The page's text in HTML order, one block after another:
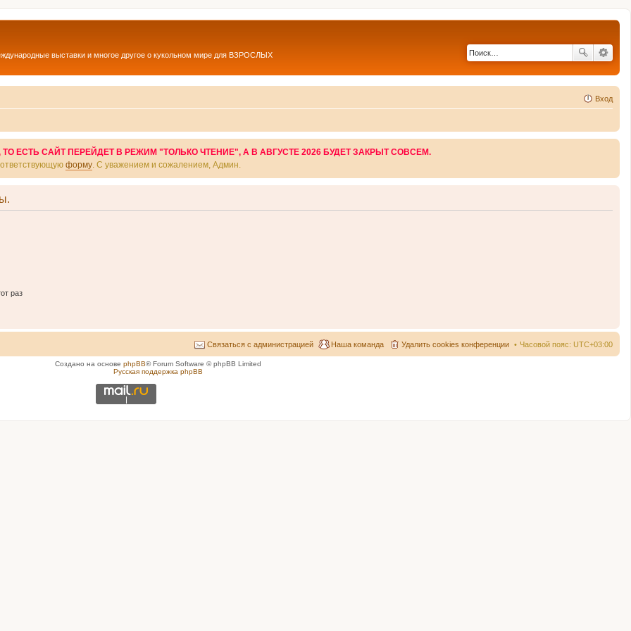
выставки и многое другое о кукольном мире для ВЗРОСЛЫХ
Вход
ЕСТЬ САЙТ ПЕРЕЙДЕТ В РЕЖИМ "ТОЛЬКО ЧТЕНИЕ", А В АВГУСТЕ 2026 БУДЕТ ЗАКРЫТ СОВСЕМ.
форму . С уважением и сожалением, Админ.
раз
Часовой пояс: UTC+03:00
Удалить cookies конференции
Наша команда
Связаться с администрацией
Создано на основе phpBB® Forum Software © phpBB Limited
Русская поддержка phpBB